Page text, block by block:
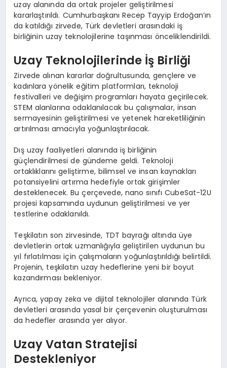
uzay alanında da ortak projeler geliştirilmesi
kararlaştırıldı. Cumhurbaşkanı Recep Tayyip Erdoğan’ın
da katıldığı zirvede, Türk devletleri arasındaki iş
birliğinin uzay teknolojilerine taşınması önceliklendirildi.
Uzay Teknolojilerinde İş Birliği
Zirvede alınan kararlar doğrultusunda, gençlere ve
kadınlara yönelik eğitim platformları, teknoloji
festivalleri ve değişim programları hayata geçirilecek.
STEM alanlarına odaklanılacak bu çalışmalar, insan
sermayesinin geliştirilmesi ve yetenek hareketliliğinin
artırılması amacıyla yoğunlaştırılacak.
Dış uzay faaliyetleri alanında iş birliğinin
güçlendirilmesi de gündeme geldi. Teknoloji
ortaklıklarını geliştirme, bilimsel ve insan kaynakları
potansiyelini artırma hedefiyle ortak girişimler
desteklenecek. Bu çerçevede, nano sınıfı CubeSat-12U
projesi kapsamında uydunun geliştirilmesi ve yer
testlerine odaklanıldı.
Teşkilatın son zirvesinde, TDT bayrağı altında üye
devletlerin ortak uzmanlığıyla geliştirilen uydunun bu
yıl fırlatılması için çalışmaların yoğunlaştırıldığı belirtildi.
Projenin, teşkilatın uzay hedeflerine yeni bir boyut
kazandırması bekleniyor.
Ayrıca, yapay zeka ve dijital teknolojiler alanında Türk
devletleri arasında yasal bir çerçevenin oluşturulması
da hedefler arasında yer alıyor.
Uzay Vatan Stratejisi
Destekleniyor